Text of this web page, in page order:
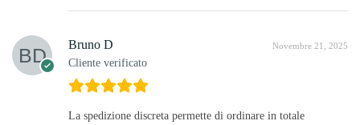
Bruno D
Cliente verificato
Novembre 21, 2025
La spedizione discreta permette di ordinare in totale